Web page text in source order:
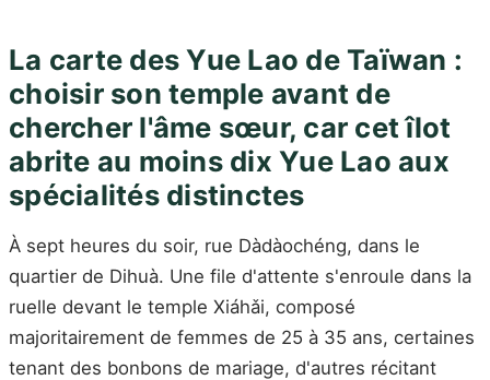
La carte des Yue Lao de Taïwan :
choisir son temple avant de
chercher l'âme sœur, car cet îlot
abrite au moins dix Yue Lao aux
spécialités distinctes
À sept heures du soir, rue Dàdàochéng, dans le
quartier de Dihuà. Une file d'attente s'enroule dans la
ruelle devant le temple Xiáhǎi, composé
majoritairement de femmes de 25 à 35 ans, certaines
tenant des bonbons de mariage, d'autres récitant